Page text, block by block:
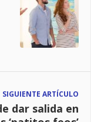
SIGUIENTE ARTÍCULO
dar salida en